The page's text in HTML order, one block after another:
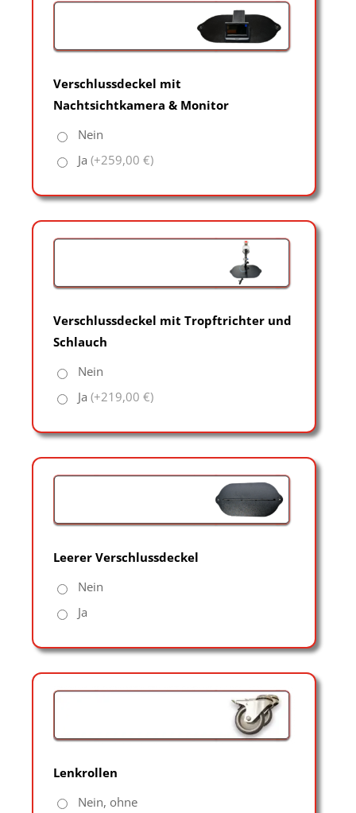
Verschlussdeckel mit
Nachtsichtkamera & Monitor
Nein
Ja (+259,00 €)
Verschlussdeckel mit Tropftrichter und
Schlauch
Nein
Ja (+219,00 €)
Leerer Verschlussdeckel
Nein
Ja
Lenkrollen
Nein, ohne